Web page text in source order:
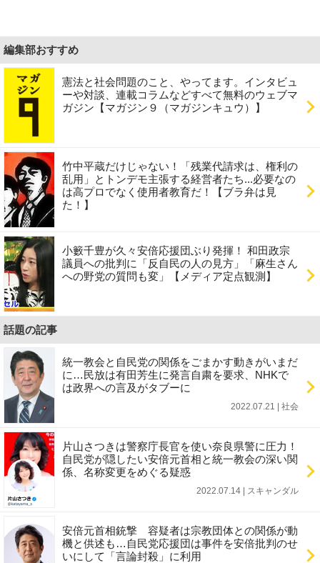
編集部おすすめ
憲法と社会問題のこと、やってます。インタビュ
ーや対談、連載コラムなどすべて無料のウェブマ
ガジン【マガジン９（マガジンキュウ）】
竹中平蔵だけじゃない！「残業代請求は、権利の
乱用」とトンデモ主張する経営者たち...必要なの
は高プロでなく使用者教育だ！【ブラ弁は見
た！】
小籔千豊が久々安倍応援団ぶり発揮！ 和田政宗
議員への批判に「反自民の人の見方」「麻生さん
への野党の質問も変」【メディア定点観測】
話題の記事
統一教会と自民党の関係をごまかす動きがいまだ
に…民放は有田芳生に発言自粛を要求、NHKで
は政界への言及がタブーに
2022.07.21 | 社会
片山さつきは警察庁長官を使い奈良県警に圧力！
自民党が隠したい安倍元首相と統一教会の深い関
係、名称変更をめぐる疑惑
2022.07.14 | スキャンダル
安倍元首相銃撃 容疑者は宗教団体との関係が動
機と供述も…自民党応援団は事件を安倍批判のせ
いにして「言論封殺」に利用